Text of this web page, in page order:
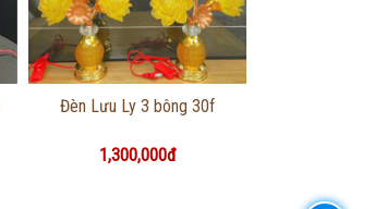
Thông tin chi tiết
Đèn Lưu Ly 3 bông 30f
1,300,000đ